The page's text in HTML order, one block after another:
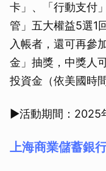
卡」、「行動支付
管」五大權益5選1
入帳者，還可再參
金」抽獎，中獎人
投資金（依美國時
▶活動期間：2025
上海商業儲蓄銀